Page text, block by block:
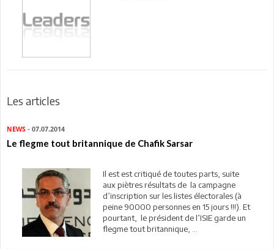
Les articles
NEWS - 07.07.2014
Le flegme tout britannique de Chafik Sarsar
Il est est critiqué de toutes parts, suite
aux piètres résultats de la campagne
d’inscription sur les listes électorales (à
peine 90000 personnes en 15 jours !!!). Et
pourtant, le président de l’ISIE garde un
flegme tout britannique, ...